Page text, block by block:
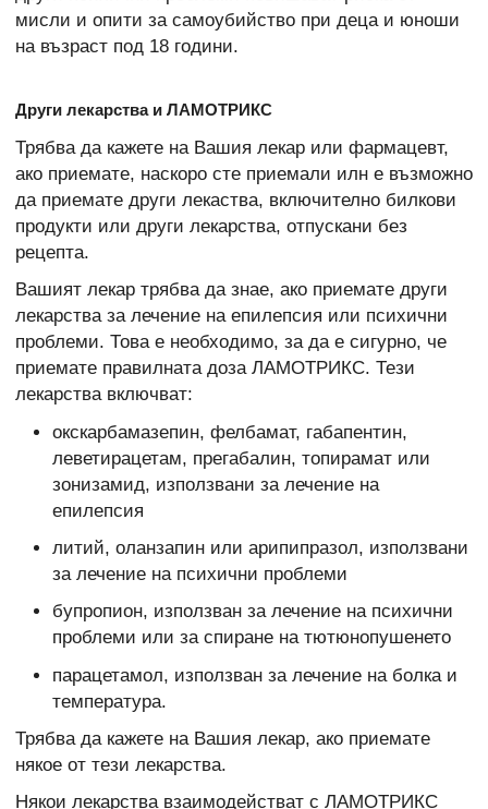
мисли и опити за самоубийство при деца и юноши
на възраст под 18 години.
Други лекарства и ЛАМОТРИКС
Трябва да кажете на Вашия лекар или фармацевт,
ако приемате, наскоро сте приемали илн е възможно
да приемате други лекаства, включително билкови
продукти или други лекарства, отпускани без
рецепта.
Вашият лекар трябва да знае, ако приемате други
лекарства за лечение на епилепсия или психични
проблеми. Това е необходимо, за да е сигурно, че
приемате правилната доза ЛАМОТРИКС. Тези
лекарства включват:
окскарбамазепин, фелбамат, габапентин,
леветирацетам, прегабалин, топирамат или
зонизамид, използвани за лечение на
епилепсия
литий, оланзапин или арипипразол, използвани
за лечение на психични проблеми
бупропион, използван за лечение на психични
проблеми или за спиране на тютюнопушенето
парацетамол, използван за лечение на болка и
температура.
Трябва да кажете на Вашия лекар, ако приемате
някое от тези лекарства.
Някои лекарства взаимодействат с ЛАМОТРИКС